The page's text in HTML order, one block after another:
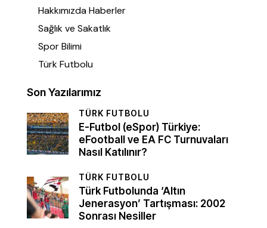
Hakkımızda Haberler
Sağlık ve Sakatlık
Spor Bilimi
Türk Futbolu
Son Yazılarımız
TÜRK FUTBOLU
E-Futbol (eSpor) Türkiye:
eFootball ve EA FC Turnuvaları
Nasıl Katılınır?
TÜRK FUTBOLU
Türk Futbolunda ‘Altın
Jenerasyon’ Tartışması: 2002
Sonrası Nesiller